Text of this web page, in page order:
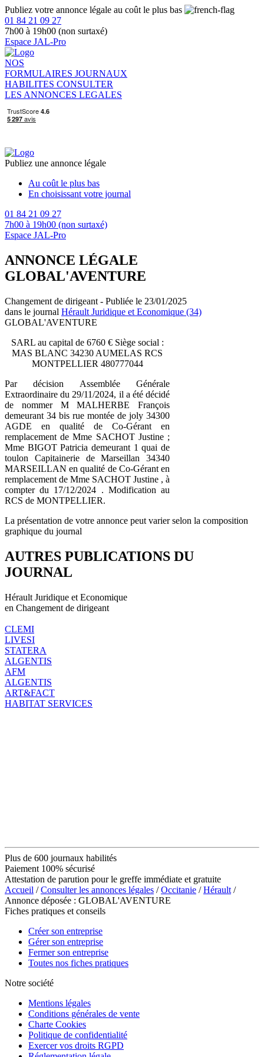
Publiez votre annonce légale au coût le plus bas
01 84 21 09 27
7h00 à 19h00 (non surtaxé)
Espace JAL-Pro
NOS
FORMULAIRES JOURNAUX
HABILITES CONSULTER
LES ANNONCES LEGALES
Publiez une annonce légale
Au coût le plus bas
En choisissant votre journal
01 84 21 09 27
7h00 à 19h00 (non surtaxé)
Espace JAL-Pro
ANNONCE LÉGALE
GLOBAL'AVENTURE
Changement de dirigeant - Publiée le 23/01/2025
dans le journal Hérault Juridique et Economique (34)
GLOBAL'AVENTURE
SARL au capital de 6760 € Siège social :
MAS BLANC 34230 AUMELAS RCS
MONTPELLIER 480777044
Par décision Assemblée Générale
Extraordinaire du 29/11/2024, il a été décidé
de nommer M MALHERBE François
demeurant 34 bis rue montée de joly 34300
AGDE en qualité de Co-Gérant en
remplacement de Mme SACHOT Justine ;
Mme BIGOT Patricia demeurant 1 quai de
toulon Capitainerie de Marseillan 34340
MARSEILLAN en qualité de Co-Gérant en
remplacement de Mme SACHOT Justine , à
compter du 17/12/2024 . Modification au
RCS de MONTPELLIER.
La présentation de votre annonce peut varier selon la composition
graphique du journal
AUTRES PUBLICATIONS DU
JOURNAL
Hérault Juridique et Economique
en Changement de dirigeant
CLEMI
LIVESI
STATERA
ALGENTIS
AFM
ALGENTIS
ART&FACT
HABITAT SERVICES
Plus de 600 journaux habilités
Paiement 100% sécurisé
Attestation de parution pour le greffe immédiate et gratuite
Accueil /Consulter les annonces légales /Occitanie /Hérault /
Annonce déposée : GLOBAL'AVENTURE
Fiches pratiques et conseils
Créer son entreprise
Gérer son entreprise
Fermer son entreprise
Toutes nos fiches pratiques
Notre société
Mentions légales
Conditions générales de vente
Charte Cookies
Politique de confidentialité
Exercer vos droits RGPD